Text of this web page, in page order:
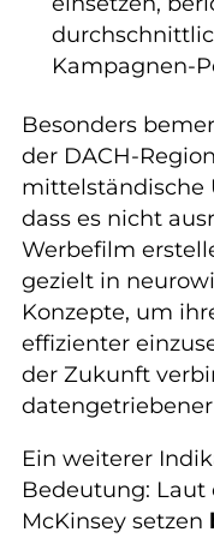
Kampagnen-
Besonders
der DACH-
mittelständische
dass es nicht
Werbefilm
gezielt in
Konzepte, um
effizienter
der Zukunft
Ein weiterer
Bedeutung: Laut
McKinsey setzen